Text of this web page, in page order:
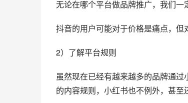
无论在哪个平台做品牌推广，我们
抖音的用户可能对于价格是痛点，
2）了解平台规则
虽然现在已经有越来越多的品牌通
的内容规则，小红书也不例外，甚至